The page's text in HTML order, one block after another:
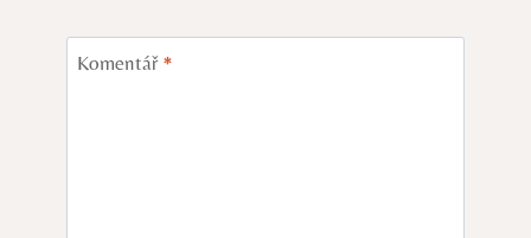
Komentář *